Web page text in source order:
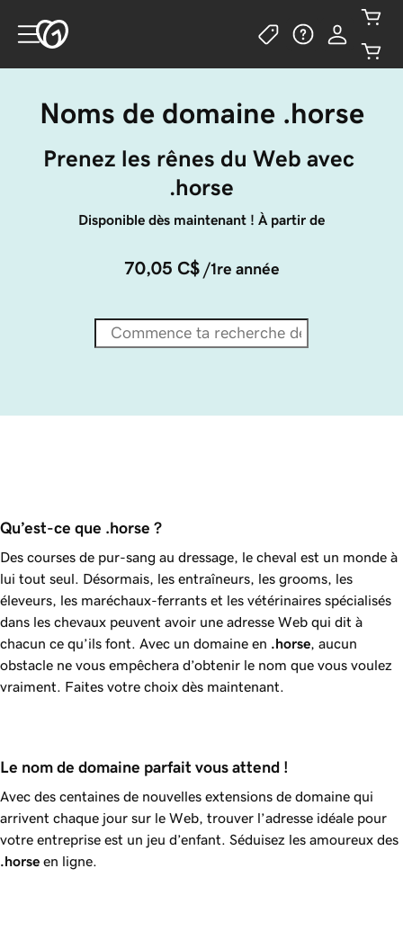
Noms de domaine .horse
Prenez les rênes du Web avec
.horse
Disponible dès maintenant ! À partir de
70,05 C$ /1re année
Qu’est-ce que .horse ?
Des courses de pur-sang au dressage, le cheval est un monde à
lui tout seul. Désormais, les entraîneurs, les grooms, les
éleveurs, les maréchaux-ferrants et les vétérinaires spécialisés
dans les chevaux peuvent avoir une adresse Web qui dit à
chacun ce qu’ils font. Avec un domaine en .horse , aucun
obstacle ne vous empêchera d’obtenir le nom que vous voulez
vraiment. Faites votre choix dès maintenant.
Le nom de domaine parfait vous attend !
Avec des centaines de nouvelles extensions de domaine qui
arrivent chaque jour sur le Web, trouver l’adresse idéale pour
votre entreprise est un jeu d’enfant. Séduisez les amoureux des
.horse en ligne.